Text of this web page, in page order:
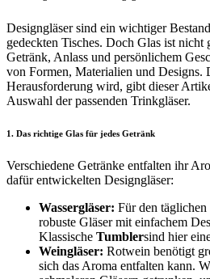
Designgläser sind ein wichtiger
gedeckten Tisches. Doch Glas ist nicht
Getränk, Anlass und persönlichem
von Formen, Materialien und Designs.
Herausforderung wird, gibt dieser
Auswahl der passenden Trinkgläser.
1. Das richtige Glas für jedes Getränk
Verschiedene Getränke entfalten ihr
dafür entwickelten Designgläser:
Wassergläser: Für den
robuste Gläser mit einfachem
Klassische Tumblersind hier
Weingläser: Rotwein benötigt
sich das Aroma entfalten kann.